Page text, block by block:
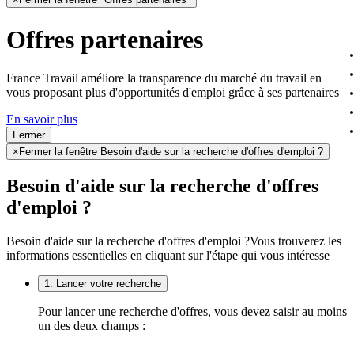
Offres partenaires
France Travail améliore la transparence du marché du travail en
vous proposant plus d'opportunités d'emploi grâce à ses partenaires
En savoir plus
Fermer
× Fermer la fenêtre Besoin d'aide sur la recherche d'offres d'emploi ?
Besoin d'aide sur la recherche d'offres
d'emploi ?
Besoin d'aide sur la recherche d'offres d'emploi ?Vous trouverez les
informations essentielles en cliquant sur l'étape qui vous intéresse
1. Lancer votre recherche
Pour lancer une recherche d'offres, vous devez saisir au moins
un des deux champs :